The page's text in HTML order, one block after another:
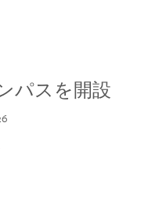
パスを開設